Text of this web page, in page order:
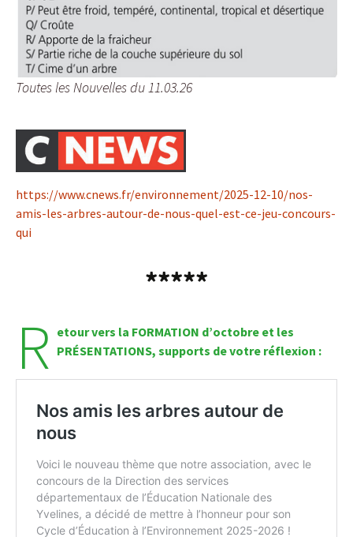
Toutes les Nouvelles du 11.03.26
https://www.cnews.fr/environnement/2025-12-10/nos-
amis-les-arbres-autour-de-nous-quel-est-ce-jeu-concours-
qui
*****
R etour vers la FORMATION d’octobre et les
PRÉSENTATIONS, supports de votre réflexion :